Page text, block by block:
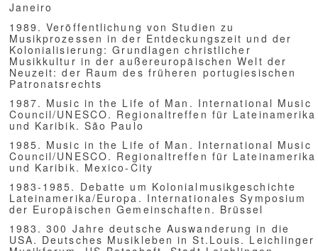
----------. The World, the Text, and the Critic. Cambridge, 1983
Frankfurt a. M. 1993 .
Spivak, G.Ch. "Can the Suibaltern Speak?" (1988), in P.
Williams/L.Chrisman (Hg.). Colonial Discourse and Post-Colonial
Theory. New York 1996 (1993), 66-111
Young, R. J.C.. Colonial Desire. Hybridity in Theory, Culture and
Race. London/New York 1995.
----------. Postcolonialism. An Historical Introduction. Oxford 2001
Daniel Barenboim und Edward W. Said, Parallelen und Paradoxien
über Musik und Gesellschaf. Ara Guzelimian, A. (Hg.. Übers.
2002) (Parallels and Paradoxies: New York: Pantheon 2002)
Referate